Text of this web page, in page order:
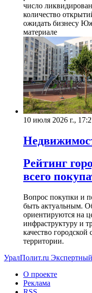
число
количество
ожидать бизнесу
материале
10 июля 2026 г.,
Рейтинг
всего
Вопрос покупки и
быть актуальным.
ориентируются на
инфраструктуру и
качество
территории.
УралПолит.ru
О проекте
Реклама